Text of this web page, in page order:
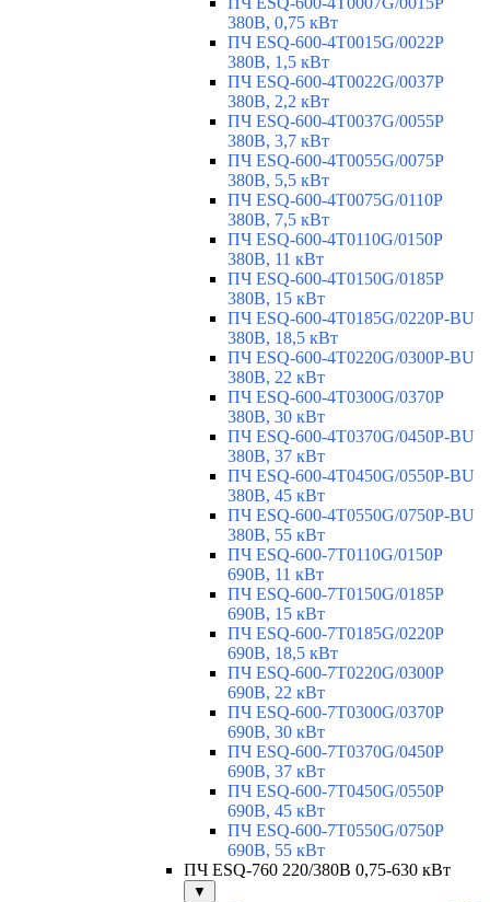
380В, 0,75 кВт
ПЧ ESQ-600-4T0015G/0022P
380В, 1,5 кВт
ПЧ ESQ-600-4T0022G/0037P
380В, 2,2 кВт
ПЧ ESQ-600-4T0037G/0055P
380В, 3,7 кВт
ПЧ ESQ-600-4T0055G/0075P
380В, 5,5 кВт
ПЧ ESQ-600-4T0075G/0110P
380В, 7,5 кВт
ПЧ ESQ-600-4T0110G/0150P
380В, 11 кВт
ПЧ ESQ-600-4T0150G/0185P
380В, 15 кВт
ПЧ ESQ-600-4T0185G/0220P-BU
380В, 18,5 кВт
ПЧ ESQ-600-4T0220G/0300P-BU
380В, 22 кВт
ПЧ ESQ-600-4T0300G/0370P
380В, 30 кВт
ПЧ ESQ-600-4T0370G/0450P-BU
380В, 37 кВт
ПЧ ESQ-600-4T0450G/0550P-BU
380В, 45 кВт
ПЧ ESQ-600-4T0550G/0750P-BU
380В, 55 кВт
ПЧ ESQ-600-7T0110G/0150P
690В, 11 кВт
ПЧ ESQ-600-7T0150G/0185P
690В, 15 кВт
ПЧ ESQ-600-7T0185G/0220P
690В, 18,5 кВт
ПЧ ESQ-600-7T0220G/0300P
690В, 22 кВт
ПЧ ESQ-600-7T0300G/0370P
690В, 30 кВт
ПЧ ESQ-600-7T0370G/0450P
690В, 37 кВт
ПЧ ESQ-600-7T0450G/0550P
690В, 45 кВт
ПЧ ESQ-600-7T0550G/0750P
690В, 55 кВт
ПЧ ESQ-760 220/380В 0,75-630 кВт
▼